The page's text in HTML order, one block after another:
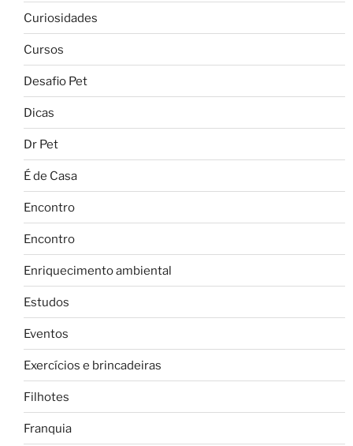
Curiosidades
Cursos
Desafio Pet
Dicas
Dr Pet
É de Casa
Encontro
Encontro
Enriquecimento ambiental
Estudos
Eventos
Exercícios e brincadeiras
Filhotes
Franquia